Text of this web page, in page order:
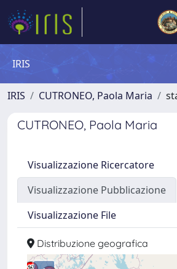
IRIS
IRIS CUTRONEO, Paola Maria
CUTRONEO, Paola Maria
Visualizzazione Ricercatore
Visualizzazione Pubblicazione
Visualizzazione File
Distribuzione geografica